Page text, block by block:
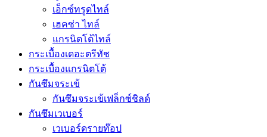
เอ็กซ์ทรูดไทล์
เฮคซ่า ไทล์
แกรนิตโต้ไทล์
กระเบื้องเดอะตรีทัช
กระเบื้องแกรนิตโต้
กันซึมจระเข้
กันซึมจระเข้เฟล็กซ์ชิลด์
กันซึมเวเบอร์
เวเบอร์ดรายท๊อป